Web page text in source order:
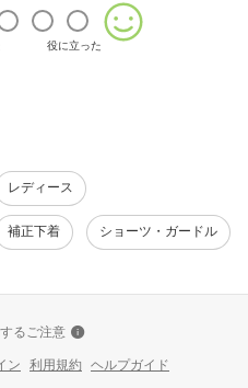
役に立った
レディース
補正下着 ショーツ・ガードル
るご注意
ン 利用規約 ヘルプガイド